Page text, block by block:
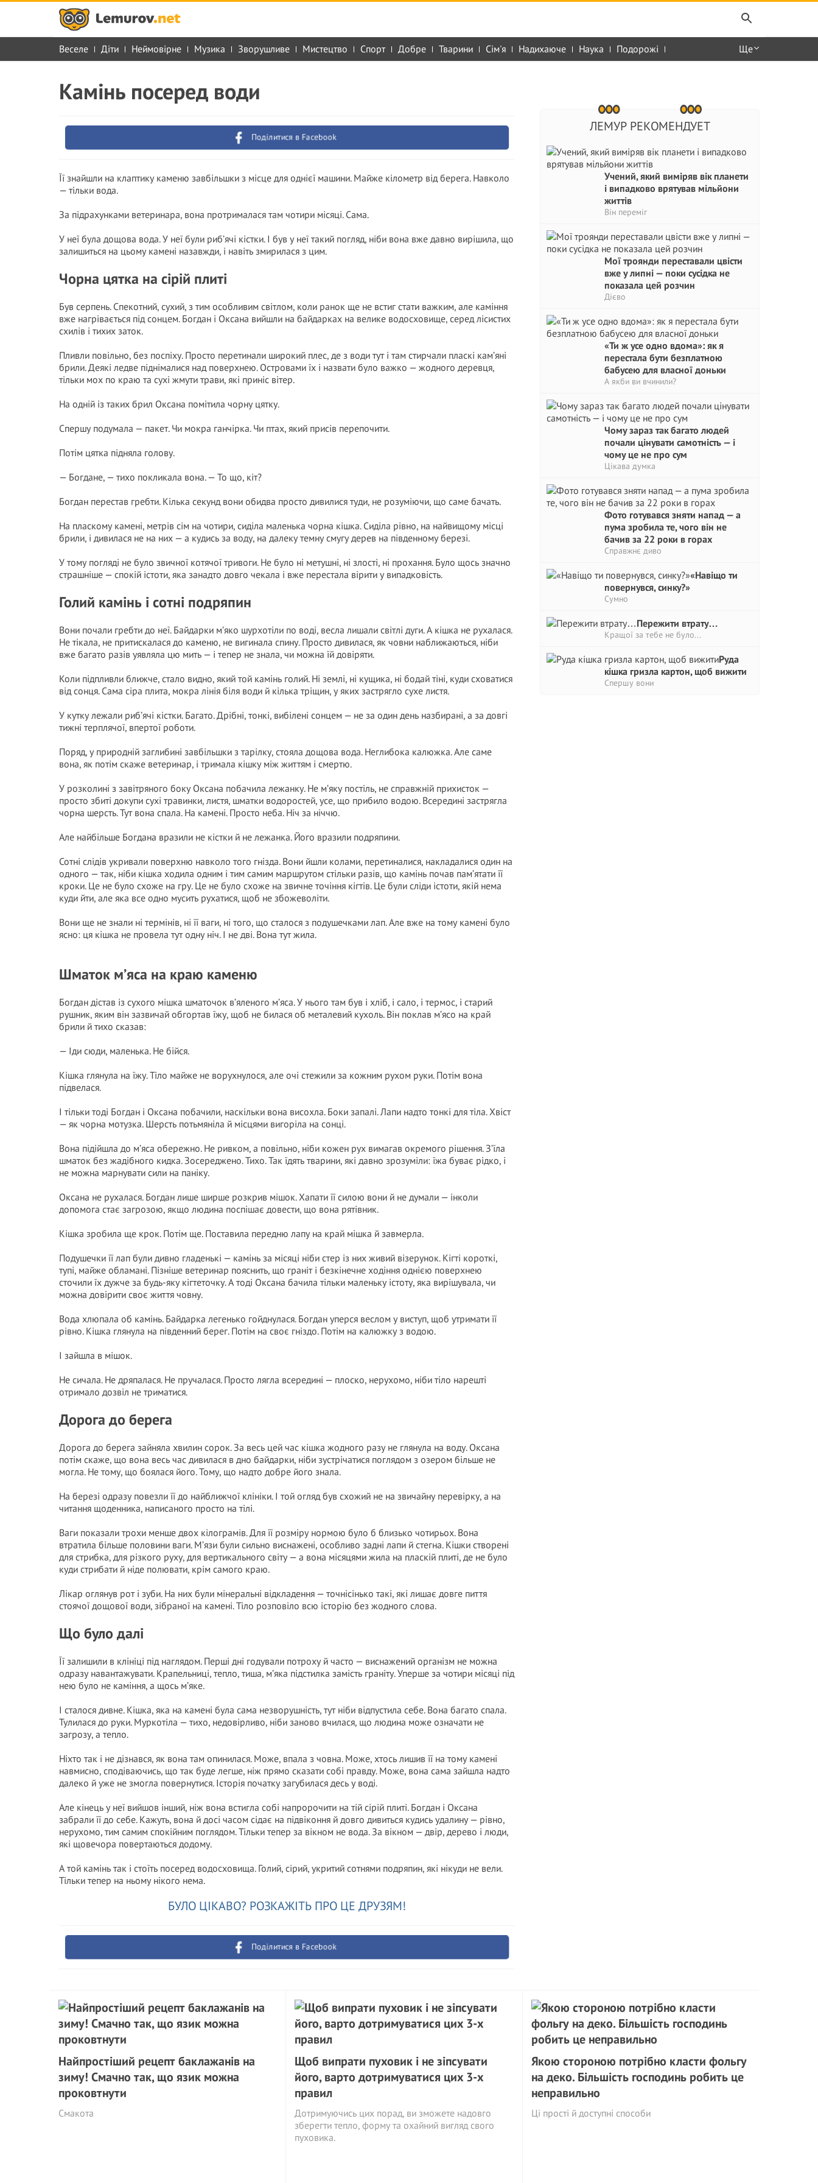
Веселе Діти Неймовірне Музика Зворушливе Мистецтво Спорт Добре Тварини Сім'я Надихаюче Наука Подорожі Ще
ЛЕМУР РЕКОМЕНДУЕТ
Учений, який виміряв вік планети
і випадково врятував мільйони
життів
Він переміг
Мої троянди переставали цвісти
вже у липні — поки сусідка не
показала цей розчин
Дієво
«Ти ж усе одно вдома»: як я
перестала бути безплатною
бабусею для власної доньки
А якби ви вчинили?
Чому зараз так багато людей
почали цінувати самотність — і
чому це не про сум
Цікава думка
Фото готувався зняти напад — а
пума зробила те, чого він не
бачив за 22 роки в горах
Справжнє диво
«Навіщо ти
повернувся, синку?»
Сумно
Пережити втрату…
Кращої за тебе не було...
Руда
кішка гризла картон, щоб вижити
Спершу вони
Камінь посеред води
Поділитися в Facebook
Її знайшли на клаптику каменю завбільшки з місце для однієї машини. Майже кілометр від берега. Навколо
— тільки вода.
За підрахунками ветеринара, вона протрималася там чотири місяці. Сама.
У неї була дощова вода. У неї були риб’ячі кістки. І був у неї такий погляд, ніби вона вже давно вирішила, що
залишиться на цьому камені назавжди, і навіть змирилася з цим.
Чорна цятка на сірій плиті
Був серпень. Спекотний, сухий, з тим особливим світлом, коли ранок ще не встиг стати важким, але каміння
вже нагрівається під сонцем. Богдан і Оксана вийшли на байдарках на велике водосховище, серед лісистих
схилів і тихих заток.
Пливли повільно, без поспіху. Просто перетинали широкий плес, де з води тут і там стирчали пласкі кам’яні
брили. Деякі ледве піднімалися над поверхнею. Островами їх і назвати було важко — жодного деревця,
тільки мох по краю та сухі жмути трави, які приніс вітер.
На одній із таких брил Оксана помітила чорну цятку.
Спершу подумала — пакет. Чи мокра ганчірка. Чи птах, який присів перепочити.
Потім цятка підняла голову.
— Богдане, — тихо покликала вона. — То що, кіт?
Богдан перестав гребти. Кілька секунд вони обидва просто дивилися туди, не розуміючи, що саме бачать.
На пласкому камені, метрів сім на чотири, сиділа маленька чорна кішка. Сиділа рівно, на найвищому місці
брили, і дивилася не на них — а кудись за воду, на далеку темну смугу дерев на південному березі.
У тому погляді не було звичної котячої тривоги. Не було ні метушні, ні злості, ні прохання. Було щось значно
страшніше — спокій істоти, яка занадто довго чекала і вже перестала вірити у випадковість.
Голий камінь і сотні подряпин
Вони почали гребти до неї. Байдарки м’яко шурхотіли по воді, весла лишали світлі дуги. А кішка не рухалася.
Не тікала, не притискалася до каменю, не вигинала спину. Просто дивилася, як човни наближаються, ніби
вже багато разів уявляла цю мить — і тепер не знала, чи можна їй довіряти.
Коли підпливли ближче, стало видно, який той камінь голий. Ні землі, ні кущика, ні бодай тіні, куди сховатися
від сонця. Сама сіра плита, мокра лінія біля води й кілька тріщин, у яких застрягло сухе листя.
У кутку лежали риб’ячі кістки. Багато. Дрібні, тонкі, вибілені сонцем — не за один день назбирані, а за довгі
тижні терплячої, впертої роботи.
Поряд, у природній заглибині завбільшки з тарілку, стояла дощова вода. Неглибока калюжка. Але саме
вона, як потім скаже ветеринар, і тримала кішку між життям і смертю.
У розколині з завітряного боку Оксана побачила лежанку. Не м’яку постіль, не справжній прихисток —
просто збиті докупи сухі травинки, листя, шматки водоростей, усе, що прибило водою. Всередині застрягла
чорна шерсть. Тут вона спала. На камені. Просто неба. Ніч за ніччю.
Але найбільше Богдана вразили не кістки й не лежанка. Його вразили подряпини.
Сотні слідів укривали поверхню навколо того гнізда. Вони йшли колами, перетиналися, накладалися один на
одного — так, ніби кішка ходила одним і тим самим маршрутом стільки разів, що камінь почав пам’ятати її
кроки. Це не було схоже на гру. Це не було схоже на звичне точіння кігтів. Це були сліди істоти, якій нема
куди йти, але яка все одно мусить рухатися, щоб не збожеволіти.
Вони ще не знали ні термінів, ні її ваги, ні того, що сталося з подушечками лап. Але вже на тому камені було
ясно: ця кішка не провела тут одну ніч. І не дві. Вона тут жила.
Шматок м’яса на краю каменю
Богдан дістав із сухого мішка шматочок в’яленого м’яса. У нього там був і хліб, і сало, і термос, і старий
рушник, яким він зазвичай обгортав їжу, щоб не билася об металевий кухоль. Він поклав м’ясо на край
брили й тихо сказав:
— Іди сюди, маленька. Не бійся.
Кішка глянула на їжу. Тіло майже не ворухнулося, але очі стежили за кожним рухом руки. Потім вона
підвелася.
І тільки тоді Богдан і Оксана побачили, наскільки вона висохла. Боки запалі. Лапи надто тонкі для тіла. Хвіст
— як чорна мотузка. Шерсть потьмяніла й місцями вигоріла на сонці.
Вона підійшла до м’яса обережно. Не ривком, а повільно, ніби кожен рух вимагав окремого рішення. З’їла
шматок без жадібного кидка. Зосереджено. Тихо. Так їдять тварини, які давно зрозуміли: їжа буває рідко, і
не можна марнувати сили на паніку.
Оксана не рухалася. Богдан лише ширше розкрив мішок. Хапати її силою вони й не думали — інколи
допомога стає загрозою, якщо людина поспішає довести, що вона рятівник.
Кішка зробила ще крок. Потім ще. Поставила передню лапу на край мішка й завмерла.
Подушечки її лап були дивно гладенькі — камінь за місяці ніби стер із них живий візерунок. Кігті короткі,
тупі, майже обламані. Пізніше ветеринар пояснить, що граніт і безкінечне ходіння однією поверхнею
сточили їх дужче за будь-яку кігтеточку. А тоді Оксана бачила тільки маленьку істоту, яка вирішувала, чи
можна довірити своє життя човну.
Вода хлюпала об камінь. Байдарка легенько гойднулася. Богдан уперся веслом у виступ, щоб утримати її
рівно. Кішка глянула на південний берег. Потім на своє гніздо. Потім на калюжку з водою.
І зайшла в мішок.
Не сичала. Не дряпалася. Не пручалася. Просто лягла всередині — плоско, нерухомо, ніби тіло нарешті
отримало дозвіл не триматися.
Дорога до берега
Дорога до берега зайняла хвилин сорок. За весь цей час кішка жодного разу не глянула на воду. Оксана
потім скаже, що вона весь час дивилася в дно байдарки, ніби зустрічатися поглядом з озером більше не
могла. Не тому, що боялася його. Тому, що надто добре його знала.
На березі одразу повезли її до найближчої клініки. І той огляд був схожий не на звичайну перевірку, а на
читання щоденника, написаного просто на тілі.
Ваги показали трохи менше двох кілограмів. Для її розміру нормою було б близько чотирьох. Вона
втратила більше половини ваги. М’язи були сильно виснажені, особливо задні лапи й стегна. Кішки створені
для стрибка, для різкого руху, для вертикального світу — а вона місяцями жила на пласкій плиті, де не було
куди стрибати й ніде полювати, крім самого краю.
Лікар оглянув рот і зуби. На них були мінеральні відкладення — точнісінько такі, які лишає довге пиття
стоячої дощової води, зібраної на камені. Тіло розповіло всю історію без жодного слова.
Що було далі
Її залишили в клініці під наглядом. Перші дні годували потроху й часто — виснажений організм не можна
одразу навантажувати. Крапельниці, тепло, тиша, м’яка підстилка замість граніту. Уперше за чотири місяці під
нею було не каміння, а щось м’яке.
І сталося дивне. Кішка, яка на камені була сама незворушність, тут ніби відпустила себе. Вона багато спала.
Тулилася до руки. Муркотіла — тихо, недовірливо, ніби заново вчилася, що людина може означати не
загрозу, а тепло.
Ніхто так і не дізнався, як вона там опинилася. Може, впала з човна. Може, хтось лишив її на тому камені
навмисно, сподіваючись, що так буде легше, ніж прямо сказати собі правду. Може, вона сама зайшла надто
далеко й уже не змогла повернутися. Історія початку загубилася десь у воді.
Але кінець у неї вийшов інший, ніж вона встигла собі напророчити на тій сірій плиті. Богдан і Оксана
забрали її до себе. Кажуть, вона й досі часом сідає на підвіконня й довго дивиться кудись удалину — рівно,
нерухомо, тим самим спокійним поглядом. Тільки тепер за вікном не вода. За вікном — двір, дерево і люди,
які щовечора повертаються додому.
А той камінь так і стоїть посеред водосховища. Голий, сірий, укритий сотнями подряпин, які нікуди не вели.
Тільки тепер на ньому нікого нема.
БУЛО ЦІКАВО? РОЗКАЖІТЬ ПРО ЦЕ ДРУЗЯМ!
Поділитися в Facebook
Найпростіший рецепт баклажанів на
зиму! Смачно так, що язик можна
проковтнути
Смакота
Щоб випрати пуховик і не зіпсувати
його, варто дотримуватися цих 3-х
правил
Дотримуючись цих порад, ви зможете надовго
зберегти тепло, форму та охайний вигляд свого
пуховика.
Якою стороною потрібно класти фольгу
на деко. Більшість господинь робить це
неправильно
Ці прості й доступні способи